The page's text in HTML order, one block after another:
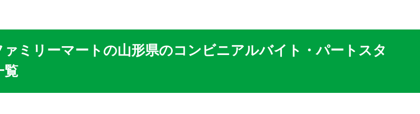
ミリーマートの山形県のコンビニアルバイト・パートスタ
覧